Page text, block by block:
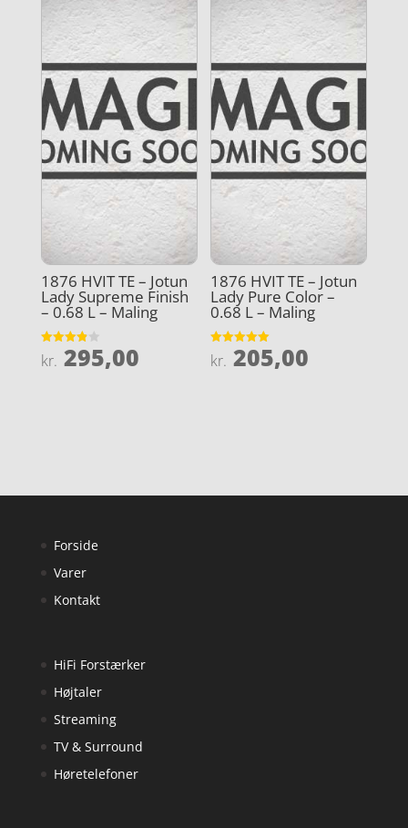
1876 HVIT TE – Jotun
Lady Supreme Finish
– 0.68 L – Maling
Vurderet
3.9
kr. 295,00
1876 HVIT TE – Jotun
Lady Pure Color –
0.68 L – Maling
Vurderet
5
kr. 205,00
Forside
Varer
Kontakt
HiFi Forstærker
Højtaler
Streaming
TV & Surround
Høretelefoner